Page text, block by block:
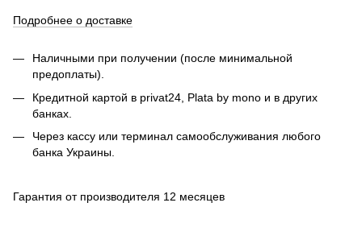
Подробнее о доставке
Наличными при получении (после минимальной
предоплаты).
Кредитной картой в privat24, Plata by mono и в других
банках.
Через кассу или терминал самообслуживания любого
банка Украины.
Гарантия от производителя 12 месяцев